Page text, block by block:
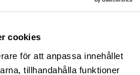
cookies
för att anpassa innehållet
tillhandahålla funktioner